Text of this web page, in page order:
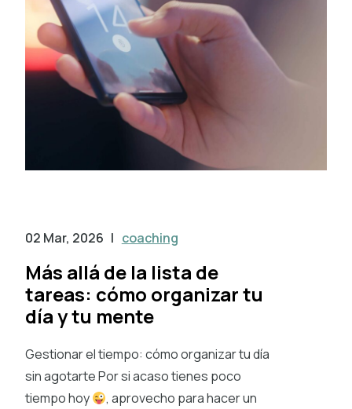
02 Mar, 2026 | coaching
Más allá de la lista de
tareas: cómo organizar tu
día y tu mente
Gestionar el tiempo: cómo organizar tu día
sin agotarte Por si acaso tienes poco
tiempo hoy
, aprovecho para hacer un